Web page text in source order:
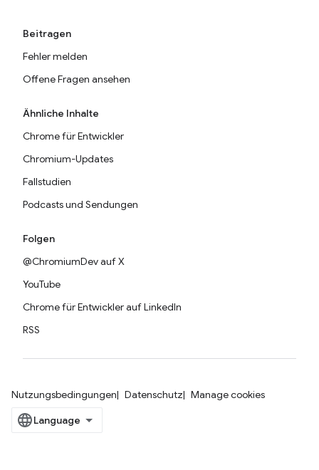
Beitragen
Fehler melden
Offene Fragen ansehen
Ähnliche Inhalte
Chrome für Entwickler
Chromium-Updates
Fallstudien
Podcasts und Sendungen
Folgen
@ChromiumDev auf X
YouTube
Chrome für Entwickler auf LinkedIn
RSS
Nutzungsbedingungen Datenschutz Manage cookies